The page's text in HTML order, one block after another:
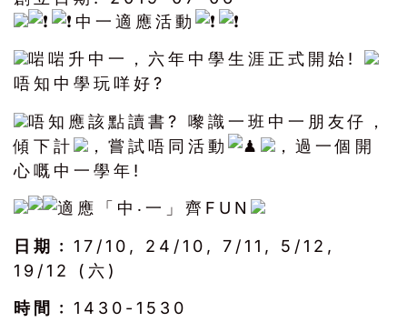
中一適應活動
啱啱升中一，六年中學生涯正式開始!
唔知中學玩咩好?
唔知應該點讀書? 嚟識一班中一朋友仔，
傾下計
，嘗試唔同活動
，過一個開
心嘅中一學年!
適應「中‧一」齊FUN
日期﹕ 17/10, 24/10, 7/11, 5/12,
19/12 (六)
時間﹕ 1430-1530